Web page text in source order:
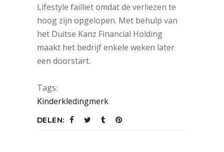
Lifestyle failliet omdat de verliezen te
hoog zijn opgelopen. Met behulp van
het Duitse Kanz Financial Holding
maakt het bedrijf enkele weken later
een doorstart.
Tags:
Kinderkledingmerk
DELEN: